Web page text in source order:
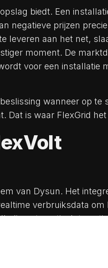
biedt. Een
negatieve prijzen
leveren aan het net,
moment. De
voor een installatie
wanneer op te
Dat is waar FlexGrid
van Dysun. Het
verbruiksdata om
automatisch te